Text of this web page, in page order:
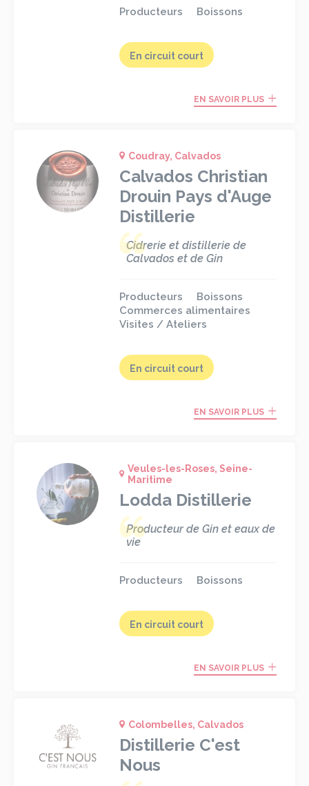
Producteurs Boissons
En circuit court
EN SAVOIR PLUS
Coudray, Calvados
Calvados Christian
Drouin Pays d'Auge
Distillerie
Cidrerie et distillerie de
Calvados et de Gin
Producteurs
Boissons
Commerces alimentaires
Visites / Ateliers
En circuit court
EN SAVOIR PLUS
Veules-les-Roses, Seine-
Maritime
Lodda Distillerie
Producteur de Gin et eaux de
vie
Producteurs Boissons
En circuit court
EN SAVOIR PLUS
Colombelles, Calvados
Distillerie C'est
Nous